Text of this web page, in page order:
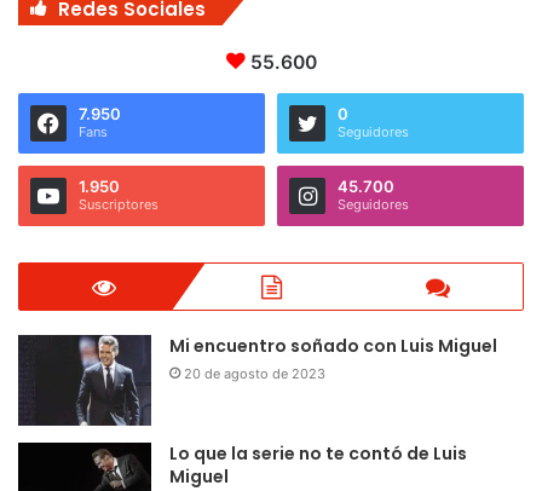
Redes Sociales
55.600
7.950
Fans
0
Seguidores
1.950
Suscriptores
45.700
Seguidores
Mi encuentro soñado con Luis Miguel
20 de agosto de 2023
Lo que la serie no te contó de Luis
Miguel